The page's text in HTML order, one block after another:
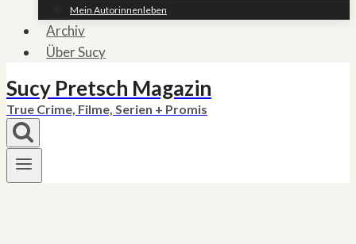
Mein Autorinnenleben
Archiv
Über Sucy
Sucy Pretsch Magazin
True Crime, Filme, Serien + Promis